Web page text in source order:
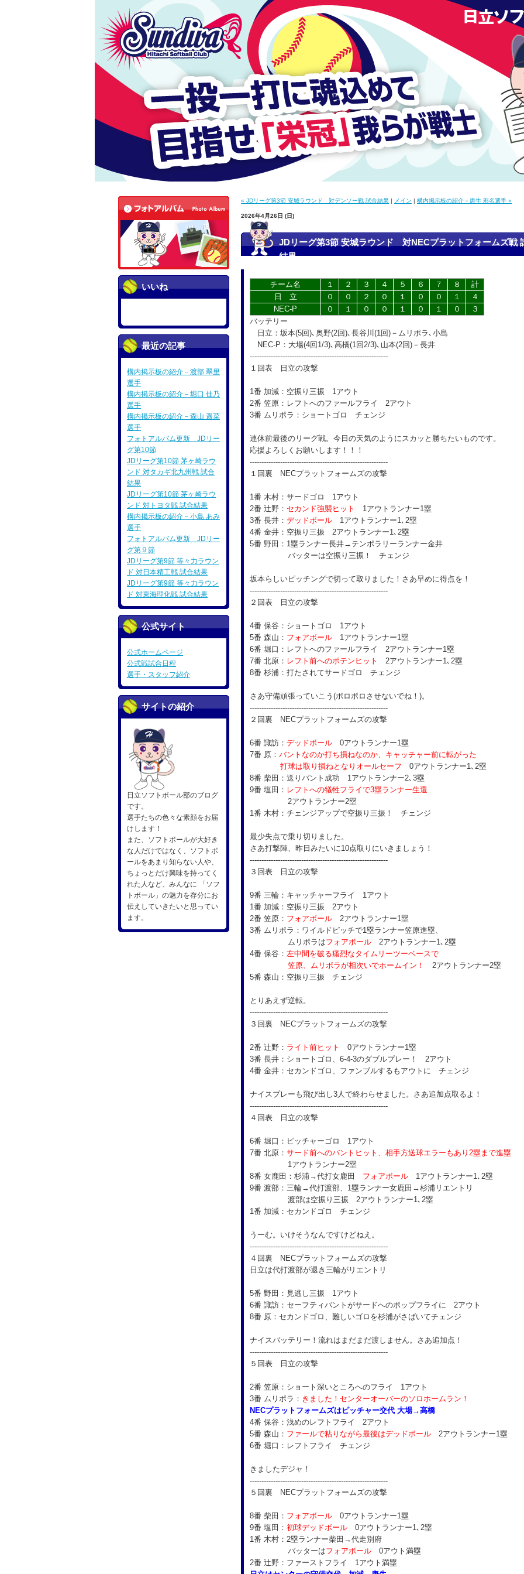
いいね
最近の記事
構内掲示板の紹介－渡部 翠里
選手
構内掲示板の紹介－堀口 佳乃
選手
構内掲示板の紹介－森山 遥菜
選手
フォトアルバム更新 JDリー
グ第10節
JDリーグ第10節 茅ヶ崎ラウ
ンド 対タカギ北九州戦 試合
結果
JDリーグ第10節 茅ヶ崎ラウ
ンド 対トヨタ戦 試合結果
構内掲示板の紹介－小島 あみ
選手
フォトアルバム更新 JDリー
グ第９節
JDリーグ第9節 等々力ラウン
ド 対日本精工戦 試合結果
JDリーグ第9節 等々力ラウン
ド 対東海理化戦 試合結果
公式サイト
公式ホームページ
公式戦試合日程
選手・スタッフ紹介
サイトの紹介
日立ソフトボール部のブログ
です。
選手たちの色々な素顔をお届
けします！
また、ソフトボールが大好き
な人だけではなく、ソフトボ
ールをあまり知らない人や、
ちょっとだけ興味を持ってく
れた人など、みんなに 「ソフ
トボール」の魅力を存分にお
伝えしていきたいと思ってい
ます。
« JDリーグ第3節 安城ラウンド 対デンソー戦 試合結果 | メイン | 構内掲示板の紹介－唐牛 彩名選手 »
2026年4月26日 (日)
JDリーグ第3節 安城ラウンド 対NECプラットフォームズ戦
結果
チーム名 １ ２ ３ ４ ５ ６ ７ ８
計
日 立
０ ０ ２ ０ １ ０ ０ １
４
NEC-P
０ １ ０ ０ １ ０ １ ０
３
バッテリー
日立：坂本(5回)､奥野(2回)､長谷川(1回)－ムリポラ､小島
NEC-P：大場(4回1/3)､高橋(1回2/3)､山本(2回)－長井
-----------------------------------------------------------
１回表 日立の攻撃
1番 加減：空振り三振 1アウト
2番 笠原：レフトへのファールフライ 2アウト
3番 ムリポラ：ショートゴロ チェンジ
連休前最後のリーグ戦。今日の天気のようにスカッと勝ちたいものです。
応援よろしくお願いします！！！
-----------------------------------------------------------
１回裏 NECプラットフォームズの攻撃
1番 木村：サードゴロ 1アウト
2番 辻野： セカンド強襲ヒット
1アウトランナー1塁
3番 長井： デッドボール 1アウトランナー1､2塁
4番 金井：空振り三振 2アウトランナー1､2塁
5番 野田：1塁ランナー長井→テンポラリーランナー金井
バッターは空振り三振！ チェンジ
坂本らしいピッチングで切って取りました！さあ早めに得点を！
-----------------------------------------------------------
２回表 日立の攻撃
4番 保谷：ショートゴロ 1アウト
5番 森山： フォアボール 1アウトランナー1塁
6番 堀口：レフトへのファールフライ 2アウトランナー1塁
7番 北原： レフト前へのポテンヒット
2アウトランナー1､2塁
8番 杉浦：打たされてサードゴロ チェンジ
さあ守備頑張っていこう(ポロポロさせないでね！)。
-----------------------------------------------------------
２回裏 NECプラットフォームズの攻撃
6番 諏訪： デッドボール 0アウトランナー1塁
7番 原： バントなのか打ち損ねなのか、キャッチャー前に転がった
打球は取り損ねとなりオールセーフ 0アウトランナー1､2塁
8番 柴田：送りバント成功 1アウトランナー2､3塁
9番 塩田： レフトへの犠牲フライで3塁ランナー生還
2アウトランナー2塁
1番 木村：チェンジアップで空振り三振！ チェンジ
最少失点で乗り切りました。
さあ打撃陣、昨日みたいに10点取りにいきましょう！
-----------------------------------------------------------
３回表 日立の攻撃
9番 三輪：キャッチャーフライ 1アウト
1番 加減：空振り三振 2アウト
2番 笠原： フォアボール 2アウトランナー1塁
3番 ムリポラ：ワイルドピッチで1塁ランナー笠原進塁、
ムリポラはフォアボール 2アウトランナー1､2塁
4番 保谷： 左中間を破る痛烈なタイムリーツーベースで
笠原、ムリポラが相次いでホームイン！
2アウトランナー2塁
5番 森山：空振り三振 チェンジ
とりあえず逆転。
-----------------------------------------------------------
３回裏 NECプラットフォームズの攻撃
2番 辻野： ライト前ヒット
0アウトランナー1塁
3番 長井：ショートゴロ、6-4-3のダブルプレー！ 2アウト
4番 金井：セカンドゴロ、ファンブルするもアウトに チェンジ
ナイスプレーも飛び出し3人で終わらせました。さあ追加点取るよ！
-----------------------------------------------------------
４回表 日立の攻撃
6番 堀口：ピッチャーゴロ 1アウト
7番 北原： サード前へのバントヒット、相手方送球エラーもあり2塁まで進塁
1アウトランナー2塁
8番 女鹿田：杉浦→代打女鹿田 フォアボール 1アウトランナー1､2塁
9番 渡部：三輪→代打渡部、1塁ランナー女鹿田→杉浦リエントリ
渡部は空振り三振 2アウトランナー1､2塁
1番 加減：セカンドゴロ チェンジ
うーむ。いけそうなんですけどねえ。
-----------------------------------------------------------
４回裏 NECプラットフォームズの攻撃
日立は代打渡部が退き三輪がリエントリ
5番 野田：見逃し三振 1アウト
6番 諏訪：セーフティバントがサードへのポップフライに 2アウト
8番 原：セカンドゴロ、難しいゴロを杉浦がさばいてチェンジ
ナイスバッテリー！流れはまだまだ渡しません。さあ追加点！
-----------------------------------------------------------
５回表 日立の攻撃
2番 笠原：ショート深いところへのフライ 1アウト
3番 ムリポラ： きました！センターオーバーのソロホームラン！
NECプラットフォームズはピッチャー交代 大場→高橋
4番 保谷：浅めのレフトフライ 2アウト
5番 森山： ファールで粘りながら最後はデッドボール 2アウトランナー1塁
6番 堀口：レフトフライ チェンジ
きましたデジャ！
-----------------------------------------------------------
５回裏 NECプラットフォームズの攻撃
8番 柴田： フォアボール 0アウトランナー1塁
9番 塩田： 初球デッドボール 0アウトランナー1､2塁
1番 木村：2塁ランナー柴田→代走別府
バッターはフォアボール 0アウト満塁
2番 辻野：ファーストフライ 1アウト満塁